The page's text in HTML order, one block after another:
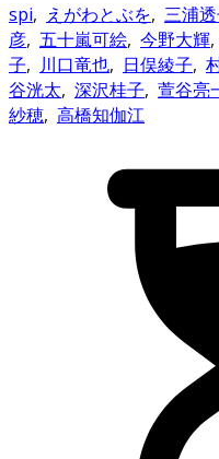
spi, えがわとぶを, 三浦
彦, 五十嵐可絵, 今野大輝,
子, 川口竜也, 日俣綾子,
谷洸太, 深沢桂子, 萱谷亮
紗穂, 高橋知伽江